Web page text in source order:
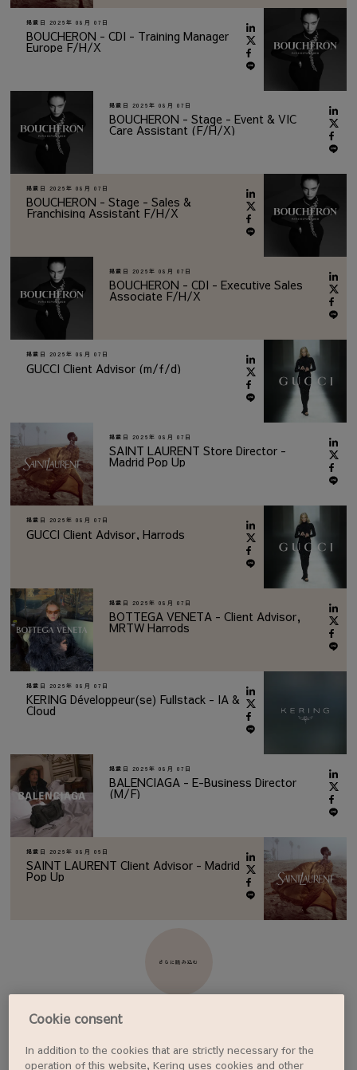
掲載日 2026年 08月 07日
BOUCHERON - CDI - Training Manager
Europe F/H/X
掲載日 2026年 08月 07日
BOUCHERON - Stage - Event & VIC
Care Assistant (F/H/X)
掲載日 2026年 08月 07日
BOUCHERON - Stage - Sales &
Franchising Assistant F/H/X
掲載日 2026年 08月 07日
BOUCHERON - CDI - Executive Sales
Associate F/H/X
掲載日 2026年 08月 07日
GUCCI Client Advisor (m/f/d)
掲載日 2026年 08月 07日
SAINT LAURENT Store Director -
Madrid Pop Up
掲載日 2026年 08月 07日
GUCCI Client Advisor, Harrods
掲載日 2026年 08月 07日
BOTTEGA VENETA - Client Advisor,
MRTW Harrods
掲載日 2026年 08月 07日
KERING Développeur(se) Fullstack - IA &
Cloud
掲載日 2026年 08月 07日
BALENCIAGA - E-Business Director
(M/F)
掲載日 2026年 08月 06日
SAINT LAURENT Client Advisor - Madrid
Pop Up
さらに読み込む
ジョブアラートを設定する
Cookie consent
In addition to the cookies that are strictly necessary for the
operation of this website, Kering uses cookies and other